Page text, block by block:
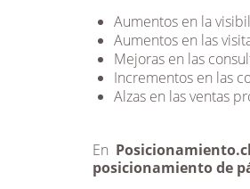
Aumentos en la
Aumentos en las
Mejoras en las
Incrementos en las
Alzas en las ventas
En Posicionamiento.cl
posicionamiento de